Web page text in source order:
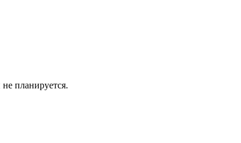
планируется.